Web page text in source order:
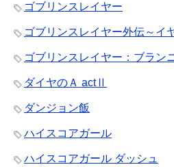
ゴブリンスレイヤー
ゴブリンスレイヤー外伝～イ
ゴブリンスレイヤー：ブラン
ダイヤのＡ actⅡ
ダンジョン飯
ハイスコアガール
ハイスコアガール ダッシュ